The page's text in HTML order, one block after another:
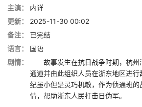
主演：
内详
更新：
2025-11-30 00:02
备注：
已完结
语言：
国语
剧情：
故事发生在抗日战争时期，杭州
通道并由此组织人员在浙东地区进
纪虽小但是灵巧机敏，作为侦通班
情，帮助浙东人民打击日伪军。